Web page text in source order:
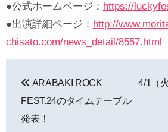
●公式ホームページ： https://
●出演詳細ページ： http://
chisato.com/news_detail/8557.html
稿
ナ
ARABAKI ROCK
FEST.24のタイムテーブル
発表！
4/1（